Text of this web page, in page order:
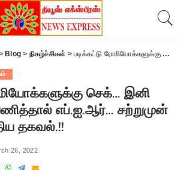
Blog > நிகழ்ச்சிகள் >படிக்கட்டு ரோமியோக்களுக்கு செக்… இனி படிக்கட்டில் பயணித்தால் எப்.ஐ.ஆர்… சற்றுமுன் வெளியான புதிய தகவல்.!!
செக்… இனி
எப்.ஐ.ஆர்… சற்றுமுன்
தகவல்.!!
26, 2022